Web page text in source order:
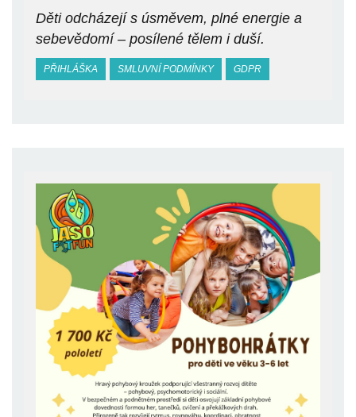
Děti odcházejí s úsměvem, plné energie a
sebevědomí – posílené tělem i duší.
PŘIHLÁŠKA SMLUVNÍ PODMÍNKY GDPR